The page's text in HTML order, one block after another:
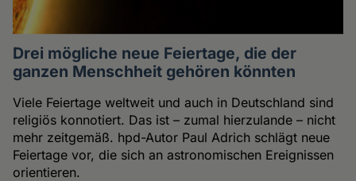
Drei mögliche neue Feiertage, die der
ganzen Menschheit gehören könnten
Viele Feiertage weltweit und auch in Deutschland sind
religiös konnotiert. Das ist – zumal hierzulande – nicht
mehr zeitgemäß. hpd-Autor Paul Adrich schlägt neue
Feiertage vor, die sich an astronomischen Ereignissen
orientieren.